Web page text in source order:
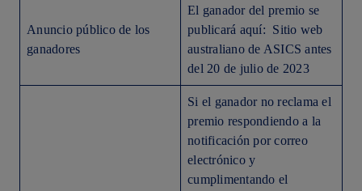
Anuncio público de los
ganadores
El ganador del premio se
publicará aquí: Sitio web
australiano de ASICS antes
del 20 de julio de 2023
Si el ganador no reclama el
premio respondiendo a la
notificación por correo
electrónico y
cumplimentando el